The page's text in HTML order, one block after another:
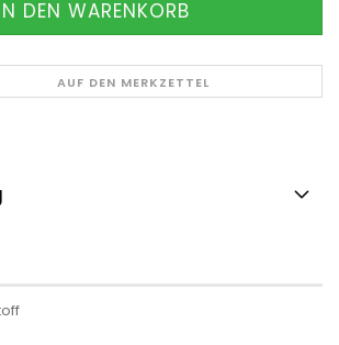
AUF DEN MERKZETTEL